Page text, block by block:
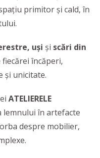
primitor şi cald, în
uși și scări din
încăperi,
și unicitate.
ATELIERELE
în artefacte
despre mobilier,